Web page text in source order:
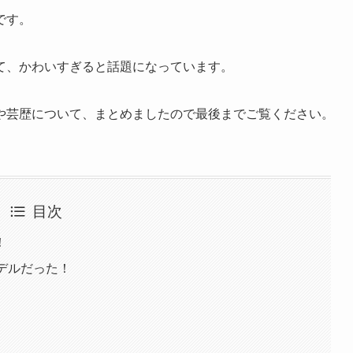
。
かわいすぎると話題になっています。
歴について、まとめましたので最後までご覧ください。
目次
ルだった！